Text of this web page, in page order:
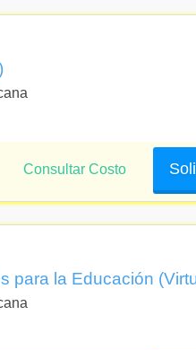
Consultar Costo
para la Educación